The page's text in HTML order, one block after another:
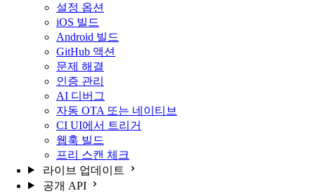
설정 옵션
iOS 빌드
Android 빌드
GitHub 액션
문제 해결
인증 관리
AI 디버그
자동 OTA 또는 네이티브
CI UI에서 트리거
웹훅 빌드
프리 스캔 체크
라이브 업데이트
공개 API